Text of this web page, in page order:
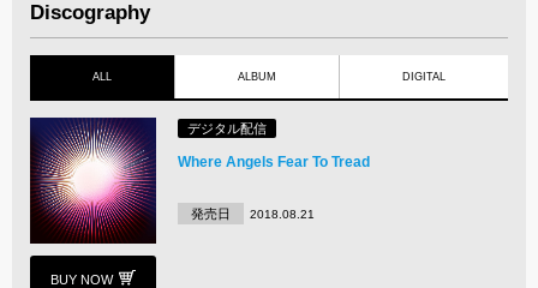
Discography
ALL ALBUM DIGITAL
BUY NOW
デジタル配信
Where Angels Fear To Tread
発売日 2018.08.21